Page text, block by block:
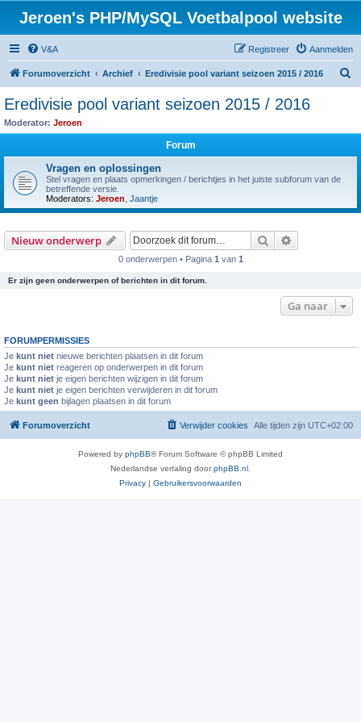
Jeroen's PHP/MySQL Voetbalpool website
V&A Aanmelden
Registreer
Forumoverzicht Archief Eredivisie pool variant seizoen 2015 / 2016
Eredivisie pool variant seizoen 2015 / 2016
Moderator: Jeroen
Forum
Vragen en oplossingen
Stel vragen en plaats opmerkingen / berichtjes in het juiste subforum van de
betreffende versie.
Moderators: Jeroen Jaantje
Nieuw onderwerp Zoek
0 onderwerpen • Pagina 1 van 1
Er zijn geen onderwerpen of berichten in dit forum.
Ga naar
FORUMPERMISSIES
Je kunt niet nieuwe berichten plaatsen in dit forum
Je kunt niet reageren op onderwerpen in dit forum
Je kunt niet je eigen berichten wijzigen in dit forum
Je kunt niet je eigen berichten verwijderen in dit forum
Je kunt geen bijlagen plaatsen in dit forum
Forumoverzicht Alle tijden zijn UTC+02:00
Verwijder cookies
Powered by phpBB® Forum Software © phpBB Limited
Nederlandse vertaling doorphpBB.nl
Privacy | Gebruikersvoorwaarden